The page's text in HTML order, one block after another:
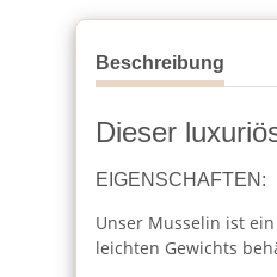
Beschreibung
Dieser
EIGENSCHAFTEN:
Unser Musselin ist
leichten Gewichts